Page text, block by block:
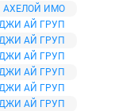
АХЕЛОЙ ИМО
АЙ ГРУП
АЙ ГРУП
АЙ ГРУП
АЙ ГРУП
АЙ ГРУП
АЙ ГРУП